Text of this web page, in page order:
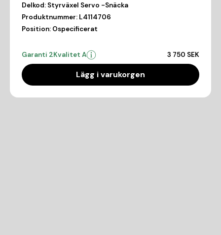
Delkod: Styrväxel Servo -Snäcka
Produktnummer: L4114706
Position: Ospecificerat
Garanti 2Kvalitet A 3 750 SEK
Lägg i varukorgen